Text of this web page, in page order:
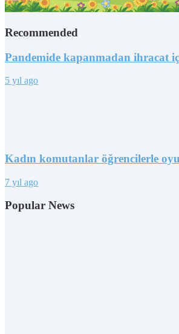
Recommended
Pandemide kapanmadan ihracat
5 yıl ago
Kadın komutanlar öğrencilerle
7 yıl ago
Popular News